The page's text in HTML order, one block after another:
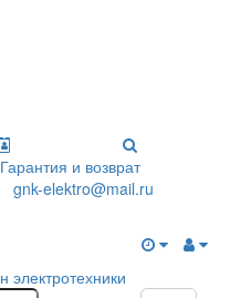
Гарантия и возврат
gnk-elektro@mail.ru